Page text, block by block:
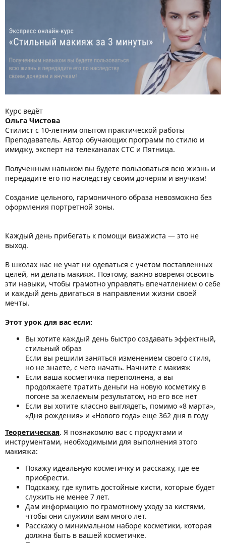
Курс ведёт
Ольга Чистова
Стилист с 10-летним опытом практической работы
Преподаватель. Автор обучающих программ по стилю и
имиджу, эксперт на телеканалах СТС и Пятница.
Полученным навыком вы будете пользоваться всю жизнь и
передадите его по наследству своим дочерям и внучкам!
Создание цельного, гармоничного образа невозможно без
оформления портретной зоны.
Каждый день прибегать к помощи визажиста — это не
выход.
В школах нас не учат ни одеваться с учетом поставленных
целей, ни делать макияж. Поэтому, важно вовремя освоить
эти навыки, чтобы грамотно управлять впечатлением о себе
и каждый день двигаться в направлении жизни своей
мечты.
Этот урок для вас если:
Вы хотите каждый день быстро создавать эффектный,
стильный образ
Если вы решили заняться изменением своего стиля,
но не знаете, с чего начать. Начните с макияж
Если ваша косметичка переполнена, а вы
продолжаете тратить деньги на новую косметику в
погоне за желаемым результатом, но его все нет
Если вы хотите классно выглядеть, помимо «8 марта»,
«Дня рождения» и «Нового года» еще 362 дня в году
Теоретическая. Я познакомлю вас с продуктами и
инструментами, необходимыми для выполнения этого
макияжа:
Покажу идеальную косметичку и расскажу, где ее
приобрести.
Подскажу, где купить достойные кисти, которые будет
служить не менее 7 лет.
Дам информацию по грамотному уходу за кистями,
чтобы они служили вам много лет.
Расскажу о минимальном наборе косметики, которая
должна быть в вашей косметичке.